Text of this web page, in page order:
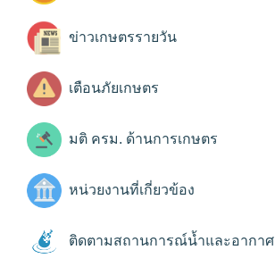
ข่าวเกษตรรายวัน
เตือนภัยเกษตร
มติ ครม. ด้านการเกษตร
หน่วยงานที่เกี่ยวข้อง
ติดตามสถานการณ์น้ำและอากาศ